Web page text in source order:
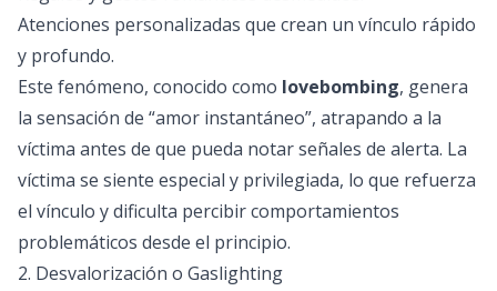
Atenciones personalizadas que crean un vínculo rápido
y profundo.
Este fenómeno, conocido como lovebombing, genera
la sensación de “amor instantáneo”, atrapando a la
víctima antes de que pueda notar señales de alerta. La
víctima se siente especial y privilegiada, lo que refuerza
el vínculo y dificulta percibir comportamientos
problemáticos desde el principio.
2. Desvalorización o Gaslighting